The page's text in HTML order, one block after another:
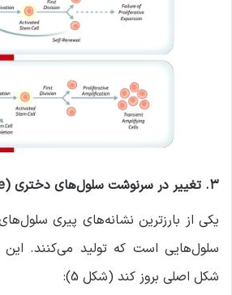
۳. تغییر در سرنوشت سلول‌های دختری (Altered Cell Fate)
یکی از بارزترین نشانه‌های پیری
سلول‌هایی است که تولید می‌کنند. این
شکل اصلی بروز کند (شکل 5):